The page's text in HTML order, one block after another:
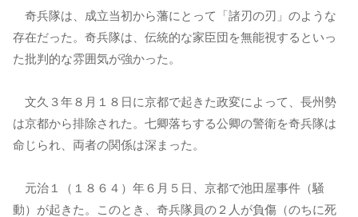
奇兵隊は、成立当初から藩にとって「諸刃の刃」のような
存在だった。奇兵隊は、伝統的な家臣団を無能視するといっ
た批判的な雰囲気が強かった。
文久３年８月１８日に京都で起きた政変によって、長州勢
は京都から排除された。七卿落ちする公卿の警衛を奇兵隊は
命じられ、両者の関係は深まった。
元治１（１８６４）年６月５日、京都で池田屋事件（騒
動）が起きた。このとき、奇兵隊員の２人が負傷（のちに死